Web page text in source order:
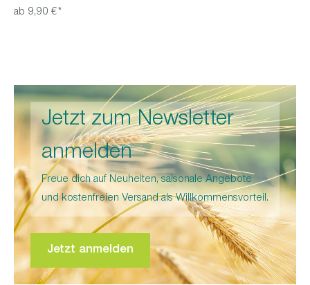
ab 9,90 €*
Jetzt zum Newsletter
anmelden
Freue dich auf Neuheiten, saisonale Angebote
und kostenfreien Versand als Willkommensvorteil.
Jetzt anmelden